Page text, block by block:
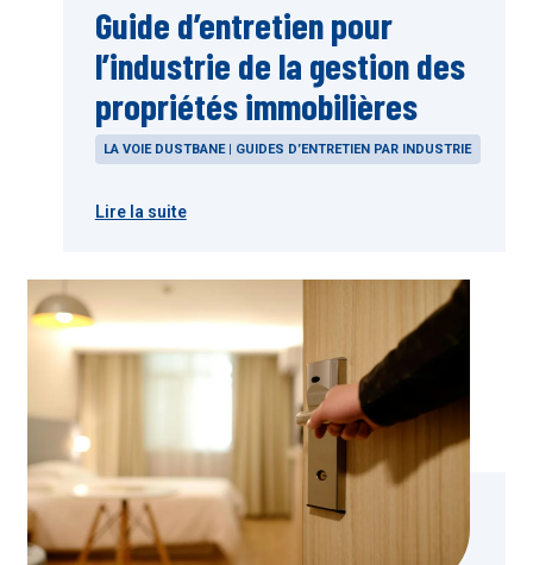
Guide d’entretien pour
l’industrie de la gestion des
propriétés immobilières
LA VOIE DUSTBANE | GUIDES D’ENTRETIEN PAR INDUSTRIE
Lire la suite